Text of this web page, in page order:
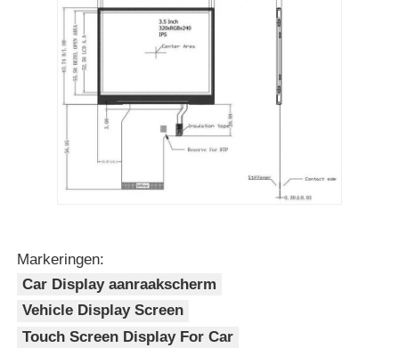
Markeringen:
Car Display aanraakscherm
Vehicle Display Screen
Touch Screen Display For Car